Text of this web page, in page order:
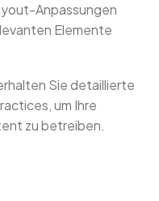
Anpassungen
Elemente
Sie detaillierte
um Ihre
zu betreiben.